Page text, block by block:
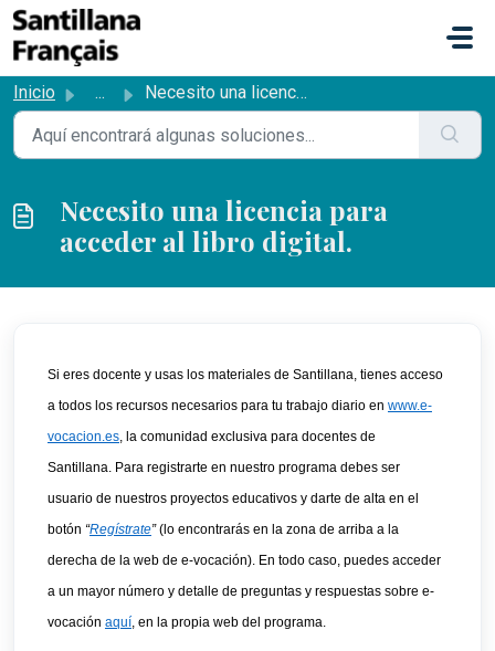
Saltar al contenido principal
Inicio ... Necesito una licencia para acceder al libro digital.
Necesito una licencia para
acceder al libro digital.
Si eres docente y usas los materiales de Santillana, tienes acceso
a todos los recursos necesarios para tu trabajo diario en www.e-
vocacion.es, la comunidad exclusiva para docentes de
Santillana. Para registrarte en nuestro programa debes ser
usuario de nuestros proyectos educativos y darte de alta en el
botón “Regístrate” (lo encontrarás en la zona de arriba a la
derecha de la web de e-vocación). En todo caso, puedes acceder
a un mayor número y detalle de preguntas y respuestas sobre e-
vocación aquí, en la propia web del programa.